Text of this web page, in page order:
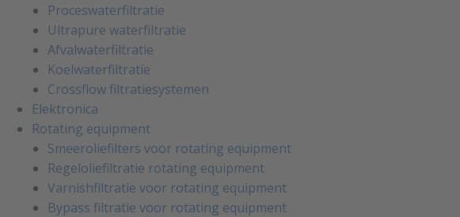
Proceswaterfiltratie
Ultrapure waterfiltratie
Afvalwaterfiltratie
Koelwaterfiltratie
Crossflow filtratiesystemen
Elektronica
Rotating equipment
Smeeroliefilters voor rotating equipment
Regeloliefiltratie rotating equipment
Varnishfiltratie voor rotating equipment
Bypass filtratie voor rotating equipment